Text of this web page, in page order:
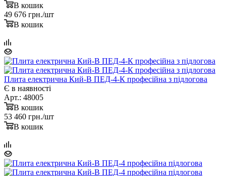
В кошик
49 676 грн./шт
В кошик
Плита електрична Кий-В ПЕД-4-К професійна з підлогова
Є в наявності
Арт.: 48005
В кошик
53 460 грн./шт
В кошик